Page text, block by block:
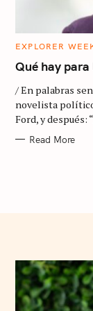
C
T
E
O
I
E
EXPLORER
Qué hay
/ En palabras
novelista
Ford, y después:
Read More
e
r
c
h
f